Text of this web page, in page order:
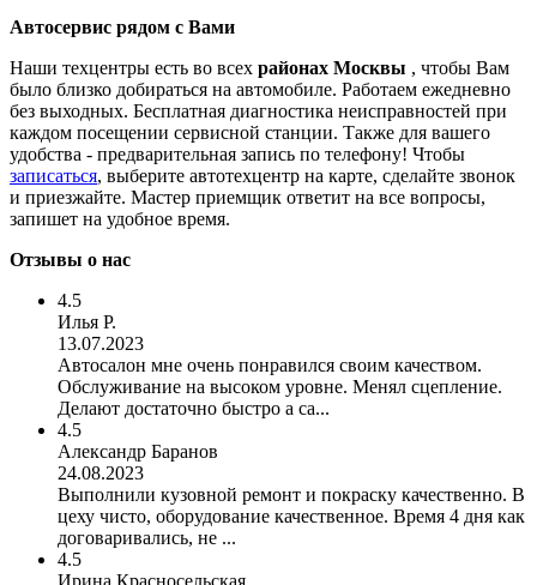
Автосервис рядом с Вами
Наши техцентры есть во всех районах Москвы , чтобы Вам
было близко добираться на автомобиле. Работаем ежедневно
без выходных. Бесплатная диагностика неисправностей при
каждом посещении сервисной станции. Также для вашего
удобства - предварительная запись по телефону! Чтобы
записаться, выберите автотехцентр на карте, сделайте звонок
и приезжайте. Мастер приемщик ответит на все вопросы,
запишет на удобное время.
Отзывы о нас
4.5
Илья Р.
13.07.2023
Автосалон мне очень понравился своим качеством.
Обслуживание на высоком уровне. Менял сцепление.
Делают достаточно быстро а са...
4.5
Александр Баранов
24.08.2023
Выполнили кузовной ремонт и покраску качественно. В
цеху чисто, оборудование качественное. Время 4 дня как
договаривались, не ...
4.5